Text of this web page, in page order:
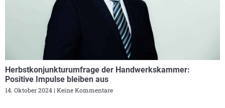
Herbstkonjunkturumfrage der Handwerkskammer:
Positive Impulse bleiben aus
14. Oktober 2024 Keine Kommentare